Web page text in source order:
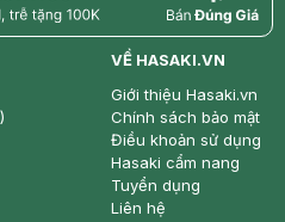
price
VỀ HASAKI.VN
Giới thiệu Hasaki.vn
Chính sách bảo mật
Điều khoản sử dụng
Hasaki cẩm nang
Tuyển dụng
Liên hệ